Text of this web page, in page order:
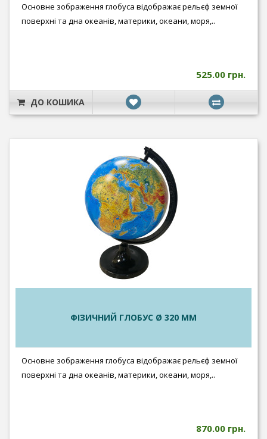
Основне зображення глобуса відображає рельєф земної
поверхні та дна океанів, материки, океани, моря,..
525.00 грн.
ДО КОШИКА
ФІЗИЧНИЙ ГЛОБУС Ø 320 ММ
Основне зображення глобуса відображає рельєф земної
поверхні та дна океанів, материки, океани, моря,..
870.00 грн.